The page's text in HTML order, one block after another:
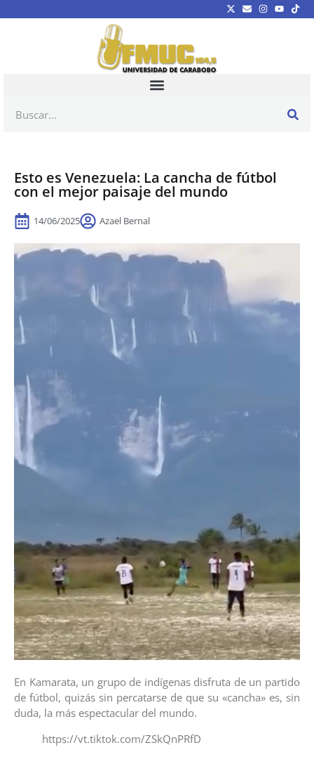
Esto es Venezuela: La cancha de fútbol
con el mejor paisaje del mundo
14/06/2025 Azael Bernal
En Kamarata, un grupo de indígenas disfruta de un partido
de fútbol, quizás sin percatarse de que su «cancha» es, sin
duda, la más espectacular del mundo.
https://vt.tiktok.com/ZSkQnPRfD